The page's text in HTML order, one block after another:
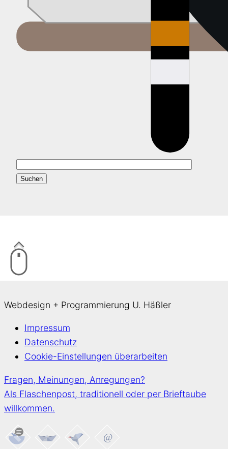
Webdesign + Programmierung U. Häßler
Impressum
Datenschutz
Cookie-Einstellungen überarbeiten
Fragen, Meinungen, Anregungen?
Als Flaschenpost, traditionell oder per Brieftaube
willkommen.